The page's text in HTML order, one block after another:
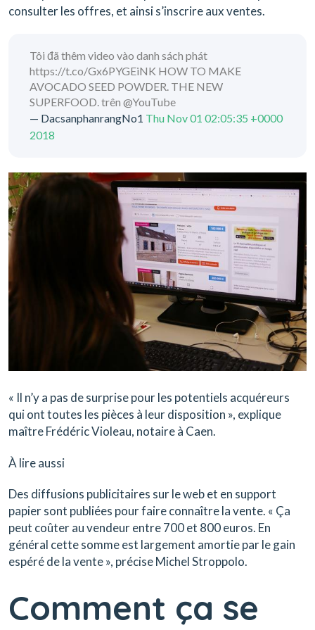
consulter les offres, et ainsi s’inscrire aux ventes.
Tôi đã thêm video vào danh sách phát
https://t.co/Gx6PYGEiNK HOW TO MAKE
AVOCADO SEED POWDER. THE NEW
SUPERFOOD. trên @YouTube
— DacsanphanrangNo1 Thu Nov 01 02:05:35 +0000
2018
« Il n’y a pas de surprise pour les potentiels acquéreurs
qui ont toutes les pièces à leur disposition », explique
maître Frédéric Violeau, notaire à Caen.
À lire aussi
Des diffusions publicitaires sur le web et en support
papier sont publiées pour faire connaître la vente. « Ça
peut coûter au vendeur entre 700 et 800 euros. En
général cette somme est largement amortie par le gain
espéré de la vente », précise Michel Stroppolo.
Comment ça se